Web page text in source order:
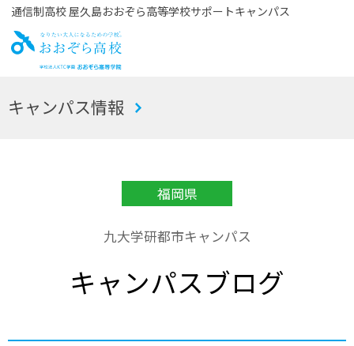
通信制高校 屋久島おおぞら高等学校サポートキャンパス
お
キャンパス情報
福岡県
九大学研都市キャンパス
キャンパスブログ